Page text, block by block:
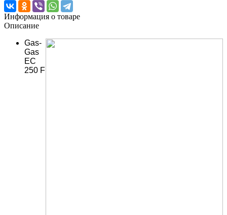
Информация о товаре
Описание
Gas-
Gas
EC
250 F